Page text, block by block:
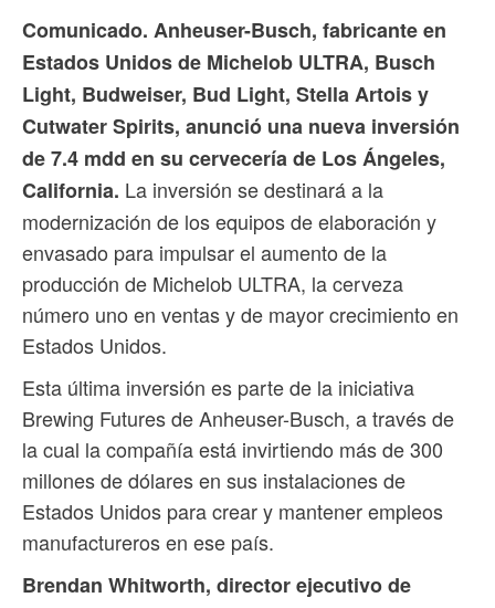
Comunicado. Anheuser-Busch, fabricante en
Estados Unidos de Michelob ULTRA, Busch
Light, Budweiser, Bud Light, Stella Artois y
Cutwater Spirits, anunció una nueva inversión
de 7.4 mdd en su cervecería de Los Ángeles,
California. La inversión se destinará a la
modernización de los equipos de elaboración y
envasado para impulsar el aumento de la
producción de Michelob ULTRA, la cerveza
número uno en ventas y de mayor crecimiento en
Estados Unidos.
Esta última inversión es parte de la iniciativa
Brewing Futures de Anheuser-Busch, a través de
la cual la compañía está invirtiendo más de 300
millones de dólares en sus instalaciones de
Estados Unidos para crear y mantener empleos
manufactureros en ese país.
Brendan Whitworth, director ejecutivo de